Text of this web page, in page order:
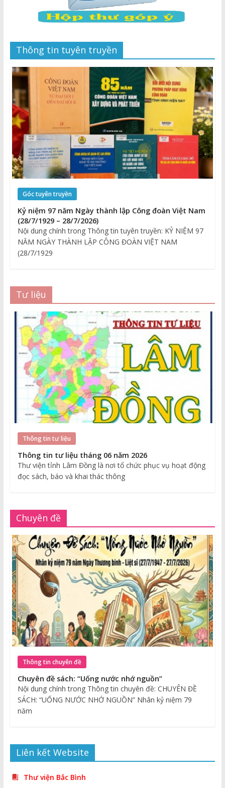
Thông tin tuyên truyền
Góc tuyên truyền
Kỷ niệm 97 năm Ngày thành lập Công đoàn Việt Nam
(28/7/1929 – 28/7/2026)
Nội dung chính trong Thông tin tuyên truyền: KỶ NIỆM 97
NĂM NGÀY THÀNH LẬP CÔNG ĐOÀN VIỆT NAM
(28/7/1929
Tư liệu
Thông tin tư liệu
Thông tin tư liệu tháng 06 năm 2026
Thư viện tỉnh Lâm Đồng là nơi tổ chức phục vụ hoạt động
đọc sách, báo và khai thác thông
Chuyên đề
Thông tin chuyên đề
Chuyên đề sách: “Uống nước nhớ nguồn”
Nội dung chính trong Thông tin chuyên đề: CHUYÊN ĐỀ
SÁCH: “UỐNG NƯỚC NHỚ NGUỒN” Nhân kỷ niệm 79
năm
Liên kết Website
Thư viện Bắc Bình